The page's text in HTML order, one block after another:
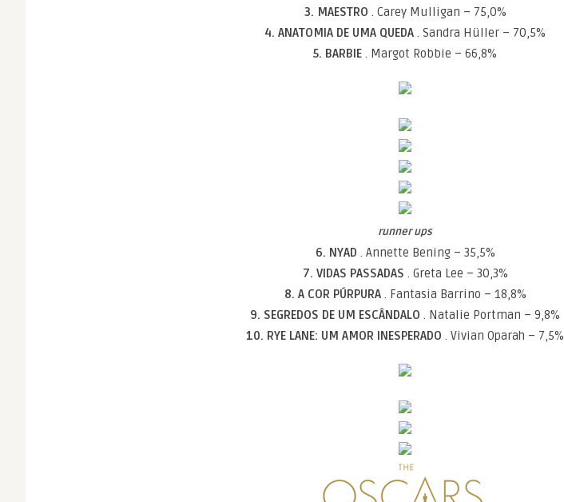
3. MAESTRO . Carey Mulligan – 75,0%
4. ANATOMIA DE UMA QUEDA . Sandra Hüller – 70,5%
5. BARBIE . Margot Robbie – 66,8%
runner ups
6. NYAD . Annette Bening – 35,5%
7. VIDAS PASSADAS . Greta Lee – 30,3%
8. A COR PÚRPURA . Fantasia Barrino – 18,8%
9. SEGREDOS DE UM ESCÂNDALO . Natalie Portman – 9,8%
10. RYE LANE: UM AMOR INESPERADO . Vivian Oparah – 7,5%